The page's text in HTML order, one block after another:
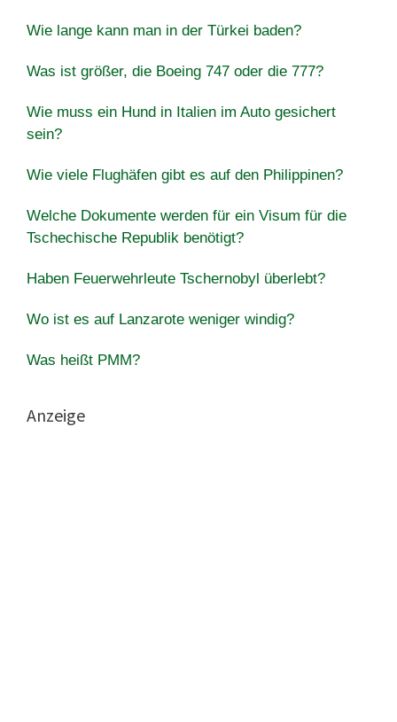
Wie lange kann man in der Türkei baden?
Was ist größer, die Boeing 747 oder die 777?
Wie muss ein Hund in Italien im Auto gesichert
sein?
Wie viele Flughäfen gibt es auf den Philippinen?
Welche Dokumente werden für ein Visum für die
Tschechische Republik benötigt?
Haben Feuerwehrleute Tschernobyl überlebt?
Wo ist es auf Lanzarote weniger windig?
Was heißt PMM?
Anzeige